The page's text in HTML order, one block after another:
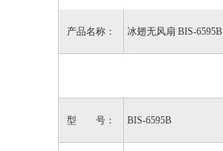
产品名称： 冰翅无风扇 BIS-6595B
型 号： BIS-6595B